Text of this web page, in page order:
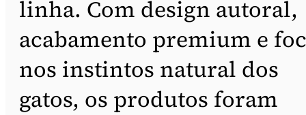
linha. Com design autoral,
acabamento premium e
nos instintos natural dos
gatos, os produtos foram